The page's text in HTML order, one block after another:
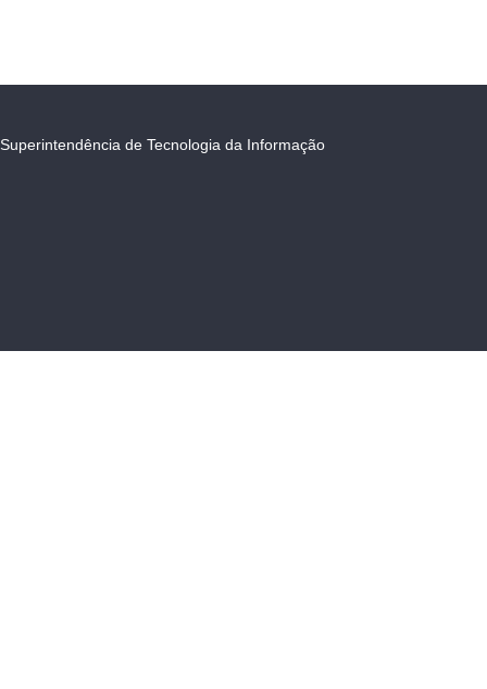
Superintendência de Tecnologia da Informação